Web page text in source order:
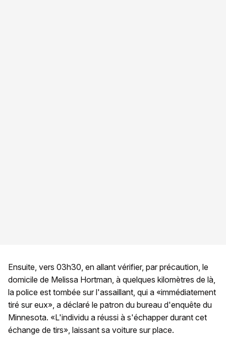
Ensuite, vers 03h30, en allant vérifier, par précaution, le
domicile de Melissa Hortman, à quelques kilomètres de là,
la police est tombée sur l'assaillant, qui a «immédiatement
tiré sur eux», a déclaré le patron du bureau d'enquête du
Minnesota. «L'individu a réussi à s'échapper durant cet
échange de tirs», laissant sa voiture sur place.